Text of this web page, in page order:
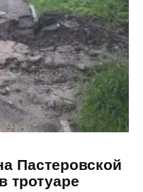
Пастеровской
тротуаре